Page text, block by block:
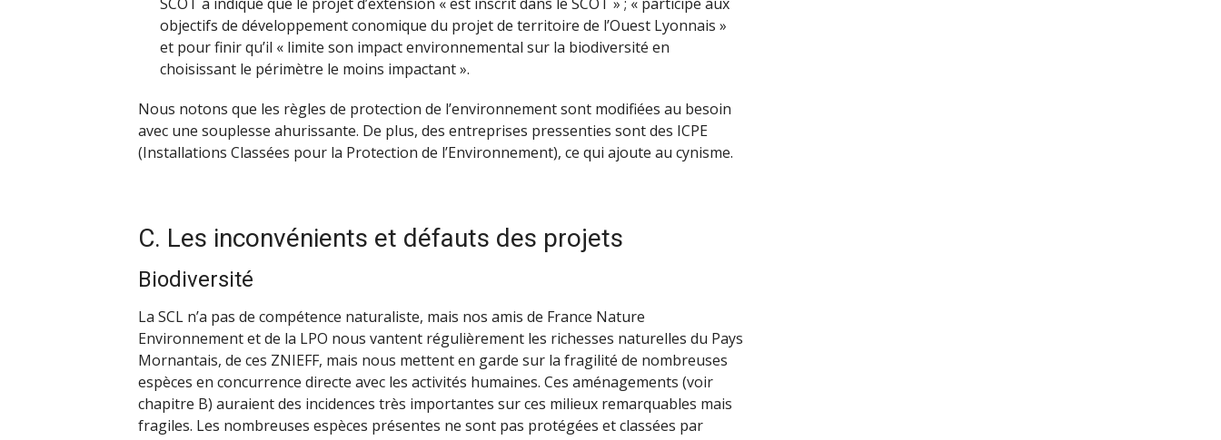
objectifs de développement conomique du projet de territoire de l’Ouest Lyonnais »
et pour finir qu’il « limite son impact environnemental sur la biodiversité en
choisissant le périmètre le moins impactant ».
Nous notons que les règles de protection de l’environnement sont modifiées au besoin
avec une souplesse ahurissante. De plus, des entreprises pressenties sont des ICPE
(Installations Classées pour la Protection de l’Environnement), ce qui ajoute au cynisme.
C. Les inconvénients et défauts des projets
Biodiversité
La SCL n’a pas de compétence naturaliste, mais nos amis de France Nature
Environnement et de la LPO nous vantent régulièrement les richesses naturelles du Pays
Mornantais, de ces ZNIEFF, mais nous mettent en garde sur la fragilité de nombreuses
espèces en concurrence directe avec les activités humaines. Ces aménagements (voir
chapitre B) auraient des incidences très importantes sur ces milieux remarquables mais
fragiles. Les nombreuses espèces présentes ne sont pas protégées et classées par